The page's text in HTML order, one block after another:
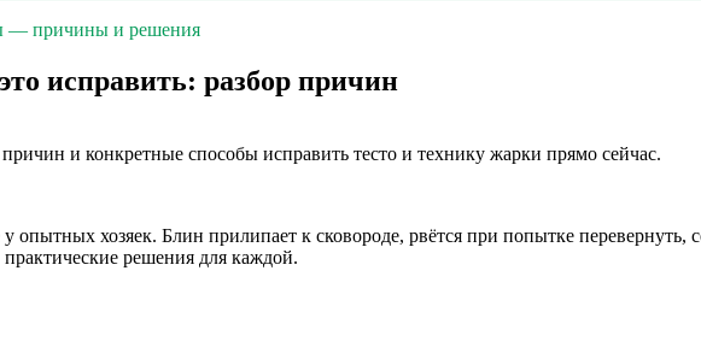
— причины и решения
исправить: разбор причин
и конкретные способы исправить тесто и технику жарки прямо сейчас.
хозяек. Блин прилипает к сковороде, рвётся при попытке перевернуть,
решения для каждой.